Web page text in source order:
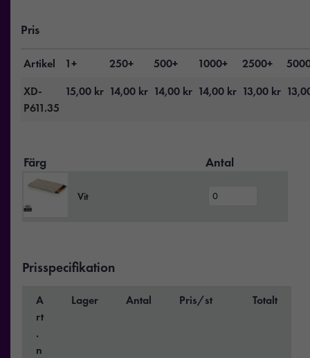
Pris
Artikel 1+ 250+ 500+ 1000+ 2500+
XD-
P611.35
15,00 kr 14,00 kr 14,00 kr 14,00 kr 13,00 kr
Färg Antal
Vit
Prisspecifikation
A
rt
.
n
Lager Antal Pris/st Totalt